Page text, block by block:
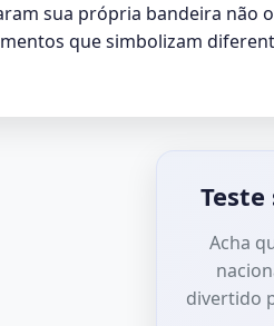
sua própria bandeira não
que simbolizam
Acha
divertido